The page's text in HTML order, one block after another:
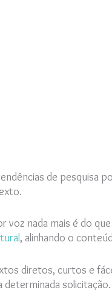
de pesquisa
voz nada mais é do
, alinhando o
diretos, curtos e
solicitação.